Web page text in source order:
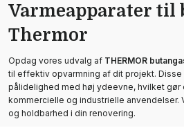
Varmeapparater til
Thermor
Opdag vores udvalg af THERMOR
til effektiv opvarmning af dit projekt.
pålidelighed med høj ydeevne, hvilket gør
kommercielle og industrielle anvendelser.
og holdbarhed i din renovering.